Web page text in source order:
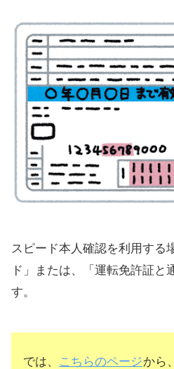
スピード本人確認を利用する
ド」または、「運転免許証と
す。
では、 こちらのページから、